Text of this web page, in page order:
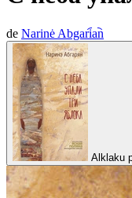
de Narinė Abgari︠a︡n
Alklaku